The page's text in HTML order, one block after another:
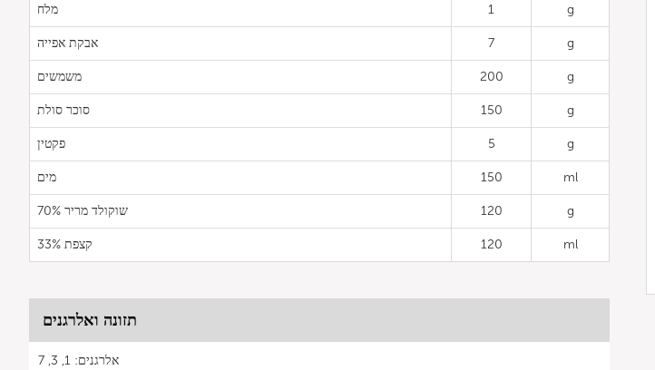
מלח 1 g
אבקת אפייה 7 g
משמשים 200 g
סוכר סולת 150 g
פקטין 5 g
מים 150 ml
שוקולד מריר 70% 120 g
קצפת 33% 120 ml
תזונה ואלרגנים
אלרגנים: 1, 3, 7